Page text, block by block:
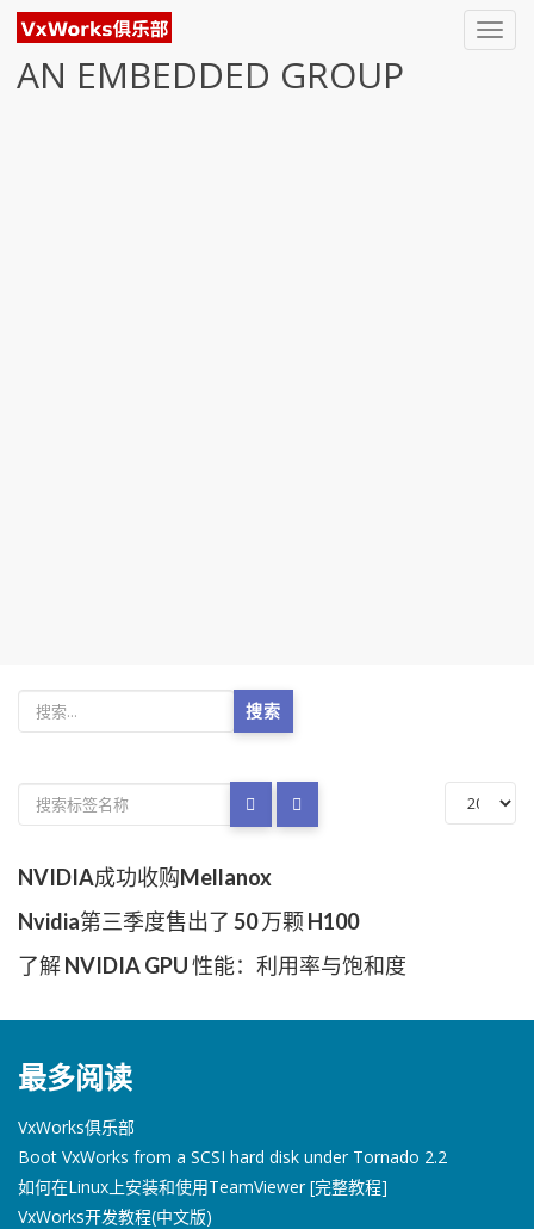
AN EMBEDDED GROUP
搜索
NVIDIA成功收购Mellanox
Nvidia第三季度售出了 50 万颗 H100
了解 NVIDIA GPU 性能：利用率与饱和度
最多阅读
VxWorks俱乐部
Boot VxWorks from a SCSI hard disk under Tornado 2.2
如何在Linux上安装和使用TeamViewer [完整教程]
VxWorks开发教程(中文版)